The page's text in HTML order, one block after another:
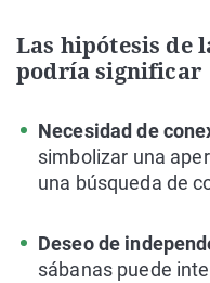
Las hipótesis de
podría significar
Necesidad de
simbolizar una
una búsqueda de
Deseo de
sábanas puede